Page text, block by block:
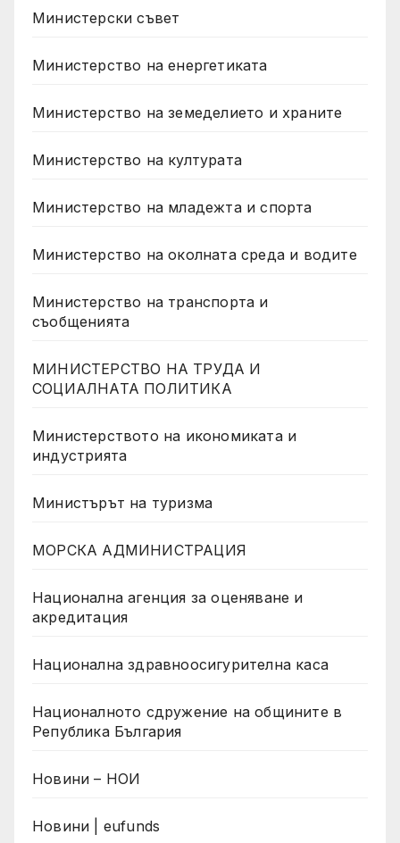
Министерски съвет
Министерство на енергетиката
Министерство на земеделието и храните
Министерство на културата
Министерство на младежта и спорта
Министерство на околната среда и водите
Министерство на транспорта и
съобщенията
МИНИСТЕРСТВО НА ТРУДА И
СОЦИАЛНАТА ПОЛИТИКА
Министерството на икономиката и
индустрията
Министърът на туризма
МОРСКА АДМИНИСТРАЦИЯ
Национална агенция за оценяване и
акредитация
Национална здравноосигурителна каса
Националното сдружение на общините в
Република България
Новини – НОИ
Новини | eufunds